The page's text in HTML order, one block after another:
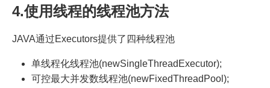
4.使用线程的线程池方法
JAVA通过Executors提供了四种线程池
单线程化线程池(newSingleThreadExecutor);
可控最大并发数线程池(newFixedThreadPool);